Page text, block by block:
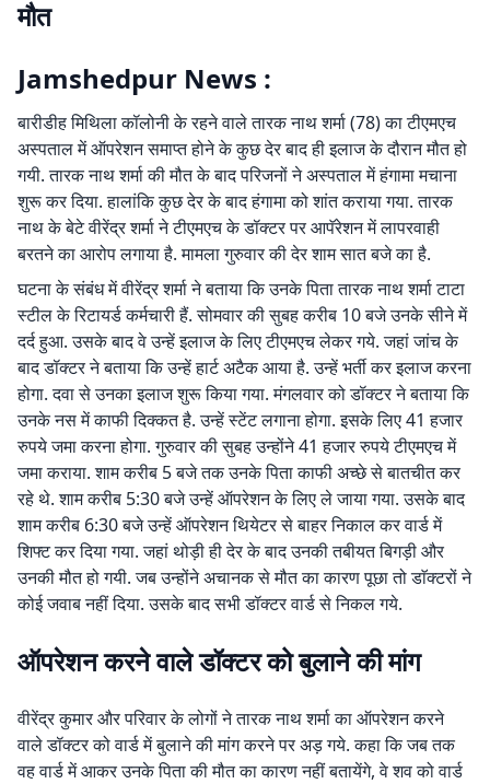
मौत
Jamshedpur News :
बारीडीह मिथिला कॉलोनी के रहने वाले तारक नाथ शर्मा (78) का टीएमएच
अस्पताल में ऑपरेशन समाप्त होने के कुछ देर बाद ही इलाज के दौरान मौत हो
गयी. तारक नाथ शर्मा की मौत के बाद परिजनों ने अस्पताल में हंगामा मचाना
शुरू कर दिया. हालांकि कुछ देर के बाद हंगामा को शांत कराया गया. तारक
नाथ के बेटे वीरेंद्र शर्मा ने टीएमएच के डॉक्टर पर आपॅरेशन में लापरवाही
बरतने का आरोप लगाया है. मामला गुरुवार की देर शाम सात बजे का है.
घटना के संबंध में वीरेंद्र शर्मा ने बताया कि उनके पिता तारक नाथ शर्मा टाटा
स्टील के रिटायर्ड कर्मचारी हैं. सोमवार की सुबह करीब 10 बजे उनके सीने में
दर्द हुआ. उसके बाद वे उन्हें इलाज के लिए टीएमएच लेकर गये. जहां जांच के
बाद डॉक्टर ने बताया कि उन्हें हार्ट अटैक आया है. उन्हें भर्ती कर इलाज करना
होगा. दवा से उनका इलाज शुरू किया गया. मंगलवार को डॉक्टर ने बताया कि
उनके नस में काफी दिक्कत है. उन्हें स्टेंट लगाना होगा. इसके लिए 41 हजार
रुपये जमा करना होगा. गुरुवार की सुबह उन्होंने 41 हजार रुपये टीएमएच में
जमा कराया. शाम करीब 5 बजे तक उनके पिता काफी अच्छे से बातचीत कर
रहे थे. शाम करीब 5:30 बजे उन्हें ऑपरेशन के लिए ले जाया गया. उसके बाद
शाम करीब 6:30 बजे उन्हें ऑपरेशन थियेटर से बाहर निकाल कर वार्ड में
शिफ्ट कर दिया गया. जहां थोड़ी ही देर के बाद उनकी तबीयत बिगड़ी और
उनकी मौत हो गयी. जब उन्होंने अचानक से मौत का कारण पूछा तो डाॅक्टरों ने
कोई जवाब नहीं दिया. उसके बाद सभी डॉक्टर वार्ड से निकल गये.
ऑपरेशन करने वाले डॉक्टर को बुलाने की मांग
वीरेंद्र कुमार और परिवार के लोगों ने तारक नाथ शर्मा का ऑपरेशन करने
वाले डॉक्टर को वार्ड में बुलाने की मांग करने पर अड़ गये. कहा कि जब तक
वह वार्ड में आकर उनके पिता की मौत का कारण नहीं बतायेंगे, वे शव को वार्ड